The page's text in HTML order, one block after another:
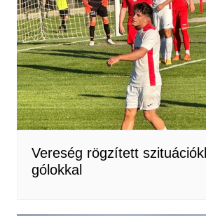
Vereség rögzített
gólokkal